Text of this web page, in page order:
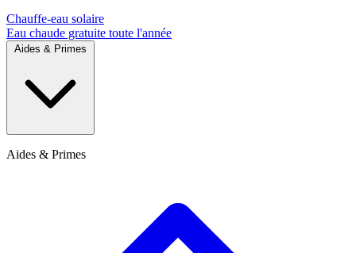
Chauffe-eau solaire
Eau chaude gratuite toute l'année
Aides & Primes